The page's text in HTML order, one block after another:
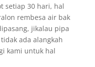
setiap 30 hari, hal
rembesa air bak
jikalau pipa
ada alangkah
kami untuk hal